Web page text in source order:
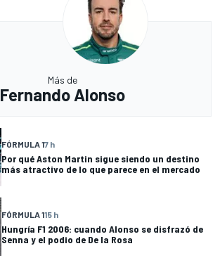
Más de
Fernando Alonso
FÓRMULA 17 h
Por qué Aston Martin sigue siendo un destino
más atractivo de lo que parece en el mercado
FÓRMULA 115 h
Hungría F1 2006: cuando Alonso se disfrazó de
Senna y el podio de De la Rosa